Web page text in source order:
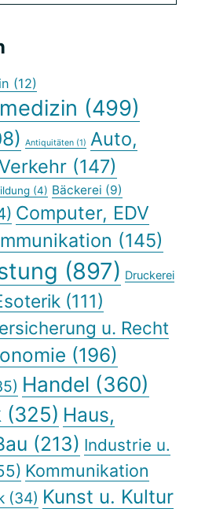
(12)
(499)
Antiquitäten (1) Auto,
(147)
(4) Bäckerei (9)
Computer, EDV
(145)
(897) Druckerei
(111)
u. Recht
(196)
Handel (360)
(325) Haus,
(213) Industrie u.
Kommunikation
(34) Kunst u. Kultur